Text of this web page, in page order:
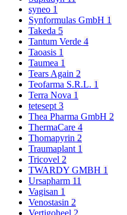
syneo 1
Synformulas GmbH 1
Takeda 5
Tantum Verde 4
Taoasis 1
Taumea 1
Tears Again 2
Teofarma S.R.L. 1
Terra Nova 1
tetesept 3
Thea Pharma GmbH 2
ThermaCare 4
Thomapyrin 2
Traumaplant 1
Tricovel 2
TWARDY GMBH 1
Ursapharm 11
Vagisan 1
Venostasin 2
Vertigoheel 2